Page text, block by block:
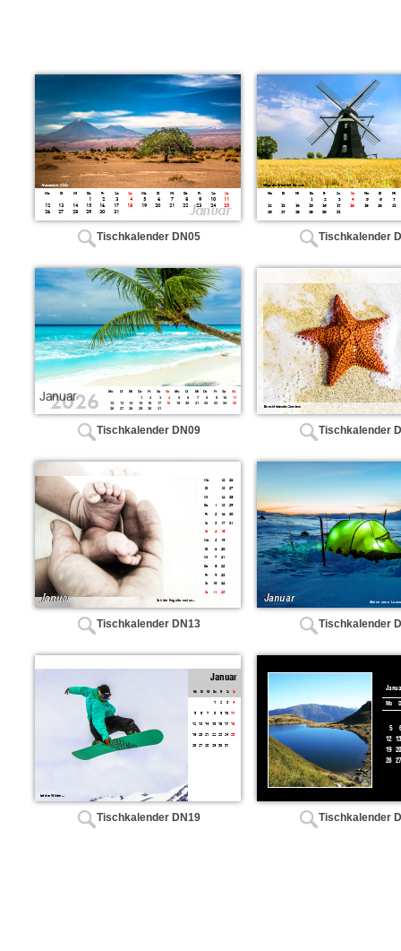
Tischkalender DN05 Tischkalender
Tischkalender DN09 Tischkalender
Tischkalender DN13 Tischkalender
Tischkalender DN19 Tischkalender